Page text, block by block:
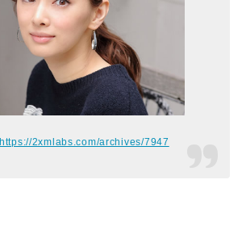
https://2xmlabs.com/archives/7947